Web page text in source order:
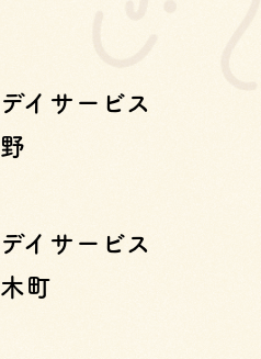
イサービス
イサービス
町